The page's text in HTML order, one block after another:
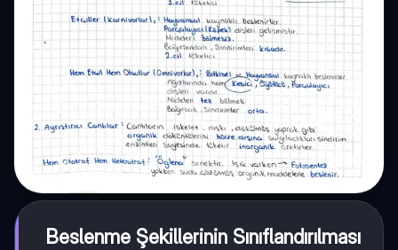
Beslenme Şekillerinin Sınıflandırılması